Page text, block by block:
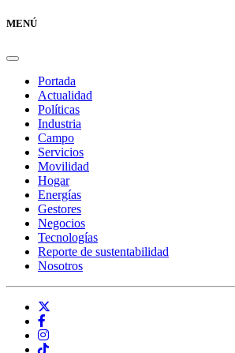
MENÚ
Portada
Actualidad
Políticas
Industria
Campo
Servicios
Movilidad
Hogar
Energías
Gestores
Negocios
Tecnologías
Reporte de sustentabilidad
Nosotros